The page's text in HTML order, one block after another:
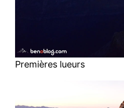
Premières lueurs